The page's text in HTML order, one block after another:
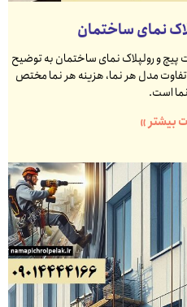
نمای ساختمان
پیچ و رولپلاک نمای ساختمان به توضیح
مدل هر نما، هزینه هر نما مختص
است.
بیشتر »